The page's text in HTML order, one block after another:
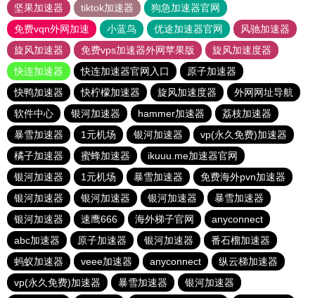
坚果加速器
tiktok加速器
狗急加速器官网
免费vqn外网加速
小蓝鸟 优途加速器官网
风驰加速器
旋风加速器
免费vps加速器外网苹果版
旋风加速度器
快连加速器
快连加速器官网入口
原子加速器
快鸭加速器
快柠檬加速器 旋风加速度器
外网网址导航
软件中心
银河加速器 hammer加速器
荔枝加速器
暴雪加速器
1元机场 银河加速器
vp(永久免费)加速器
橘子加速器
蜜蜂加速器
ikuuu.me加速器官网
银河加速器
1元机场 暴雪加速器
免费海外pvn加速器
银河加速器
银河加速器 银河加速器
暴雪加速器
银河加速器
速鹰666 海外梯子官网
anyconnect
abc加速器
原子加速器 银河加速器
番石榴加速器
蚂蚁加速器
veee加速器 anyconnect
纵云梯加速器
vp(永久免费)加速器
暴雪加速器 银河加速器